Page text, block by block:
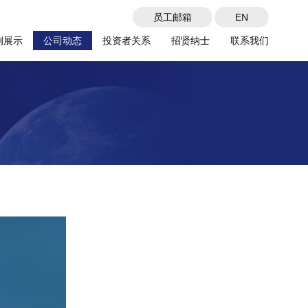
员工邮箱 EN
展示 公司动态 投资者关系 招贤纳士 联系我们